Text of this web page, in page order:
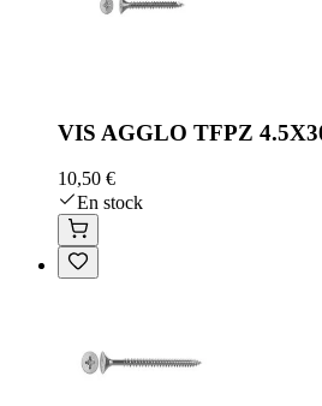
VIS AGGLO TFPZ
10,50 €
En stock